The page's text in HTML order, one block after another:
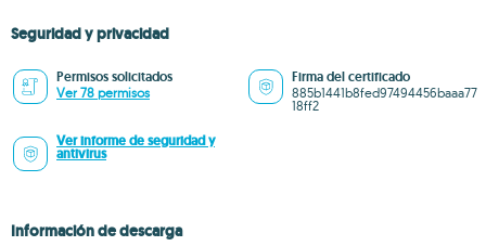
Seguridad y privacidad
Permisos solicitados
Ver 78 permisos
Firma del certificado
885b1441b8fed97494456baaa77
18ff2
Ver informe de seguridad y
antivirus
Información de descarga